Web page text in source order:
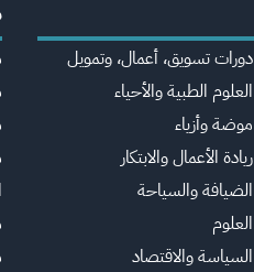
دورات تسويق، أعمال، وتمويل
العلوم الطبية والأحياء
موضة وأزياء
ريادة الأعمال والابتكار
الضيافة والسياحة
العلوم
السياسة والاقتصاد